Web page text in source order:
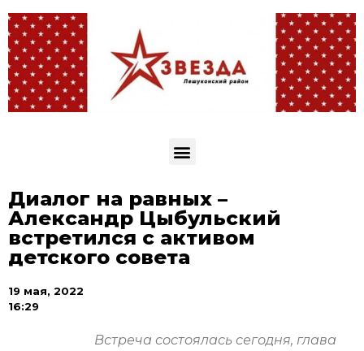
Диалог на равных –
Александр Цыбульский
встретился с активом
детского совета
19 мая, 2022
16:29
Встреча состоялась сегодня, глава